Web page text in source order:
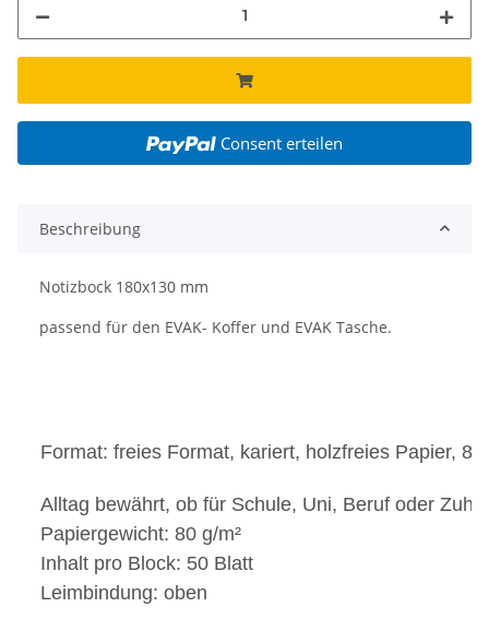
Consent erteilen
Beschreibung
Notizbock 180x130 mm
passend für den EVAK- Koffer und EVAK Tasche.
Format: freies Format, kariert, holzfreies Papier, 80
Alltag bewährt, ob für Schule, Uni, Beruf oder
Papiergewicht: 80 g/m²
Inhalt pro Block: 50 Blatt
Leimbindung: oben